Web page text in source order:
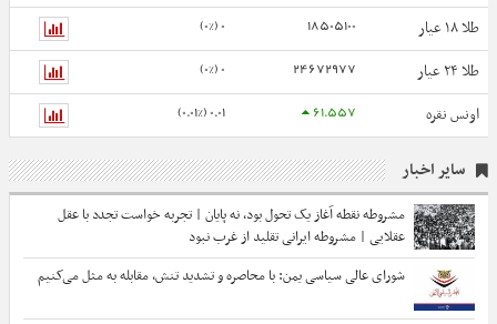
طلا ۱۸ عیار 18505100
0 (0%)
طلا ۲۴ عیار 24672977
0 (0%)
اونس نقره 61.557
0.01 (0.01%)
سایر اخبار
مشروطه نقطه آغاز یک تحول بود، نه پایان | تجربه خواست تجدد با عقل
عقلایی | مشروطه ایرانی تقلید از غرب نبود
شورای عالی سیاسی یمن: با محاصره و تشدید تنش، مقابله به مثل می‌کنیم